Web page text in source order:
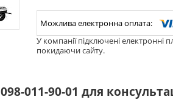
У компанії підключені
покидаючи сайту.
098-011-90-01 для